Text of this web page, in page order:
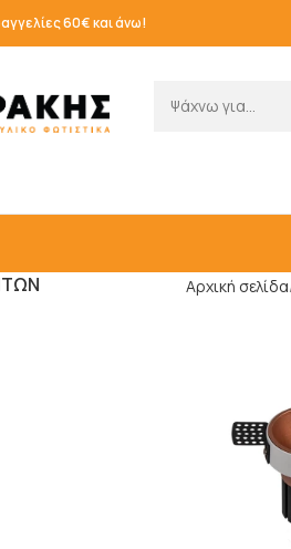
60€ και άνω!
Αρχική σελίδα